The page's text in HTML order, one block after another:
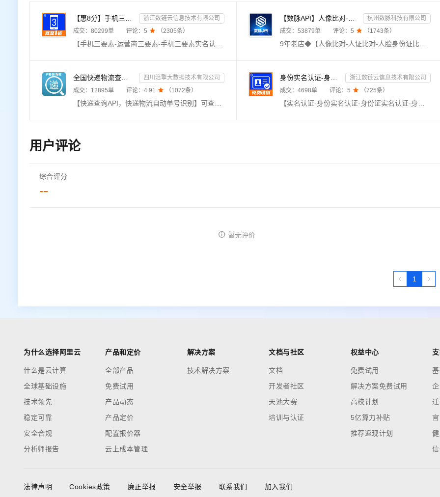
【惠8分】手机三要素-运营商三要素-手机三要素实名认证-运营商实名认证-手机号三要素核验-运营商三要素实名...
浙江数链云信息技术有限公司
成交： 80299单 评论： 5  （2305条）
【手机三要素-运营商三要素-手机三要素实名认证-运营商实名认证-手机号三要素核验-运营商三要素实名认证】★输入姓名、身份证号码、手机号码，验证三要素信息是否一致，返回验证结果。直连官方数据源，支持四网合一（移动、联通、电信、广电），支持携号转网查询。毫秒级响应，支持高并发，24h不间断运维，专业技术支持在线服务。
【数脉API】人像比对-人证比对-人脸识别-人脸身份证比对-三要素对比-活体检测-人脸对比实名认证-人脸认证
杭州数脉科技有限公司
成交： 53879单 评论： 5  （1743条）
9年老店◆【人像比对-人证比对-人脸身份证比对-人脸识别-活体检测-人脸实名认证-身份证三要素-实名】输入姓名、身份证号码和一张人脸照片，与专业数据进行权威比对，返回比对分值。官方权威数据，仅供高质接口，实时校验结果，可支持高并发，24h技术专家在线对接。口碑商家◆品质保障◆金牌售后
全国快递物流查询-快递查询接口
四川涪擎大数据技术有限公司
成交： 12895单 评论： 4.91  （1072条）
【快递查询API，快递物流自动单号识别】可查询快递物流信息近1000+家全国快递查询API，单号自动识别，包括全球快递物流查询接口：顺丰、邮政，京东，极兔，申通、圆通、韵达、中通、极兔、百世、EMS、天天、国通、德邦、宅急送，等千家快递物流查询接口，同时返回物流耗时等相关信息。
身份实名认证-身份证实名认证-身份证二要素实名核验-身份证实名校验-实名认证接口-【数链云】
浙江数链云信息技术有限公司
成交： 4698单 评论： 5  （725条）
【实名认证-身份实名认证-身份证实名认证-身份证实名核验-实名认证-实名核验-身份证实名核验-身份证二要素-身份实名认证核验-身份证实名查询-身份证二要素验证】★输入姓名、身份证号，校验此二要素是否一致，同时返回生日、性别、籍贯等信息。直连官方数据，零缓存毫秒级响应，支持高并发，高质量接口。24h不间断运维，专业技术支持在线服务。——全品类接口专家
用户评论
综合评分
--
暂无评价
1
为什么选择阿里云
什么是云计算
全球基础设施
技术领先
稳定可靠
安全合规
分析师报告
产品和定价
全部产品
免费试用
产品动态
产品定价
配置报价器
云上成本管理
解决方案
技术解决方案
文档与社区
文档
开发者社区
天池大赛
培训与认证
权益中心
免费试用
解决方案免费试用
高校计划
5亿算力补贴
推荐返现计划
法律声明 Cookies政策 廉正举报 安全举报 联系我们 加入我们